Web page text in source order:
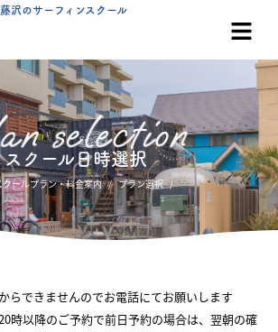
沢のサーフィンスクール
スクール日時選択
クールプラン・料金案内
プラン選択
らできませんのでお電話にてお願いします
時以降のご予約で前日予約の場合は、翌朝の確